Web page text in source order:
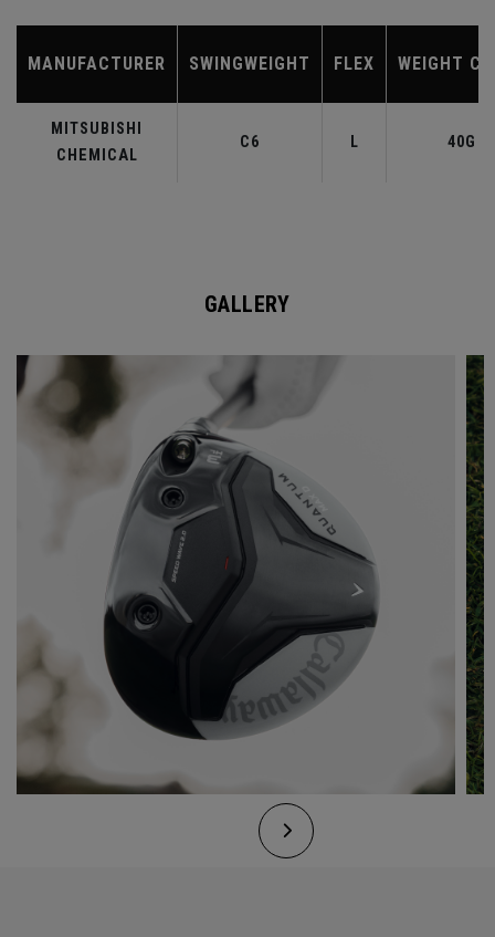
MANUFACTURER SWINGWEIGHT FLEX WEIGHT
MITSUBISHI
CHEMICAL
C6 L 40G
GALLERY